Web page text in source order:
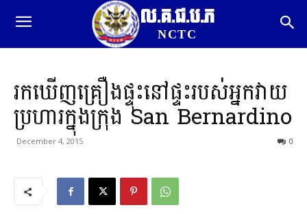
ល.គ.ជ.ប.ភ
NCTC
រកឃើញគ្រឿងផ្ទុះនៅផ្ទះរបស់អ្នកវាយ
ប្រហារក្នុងក្រុង San Bernardino
December 4, 2015 0